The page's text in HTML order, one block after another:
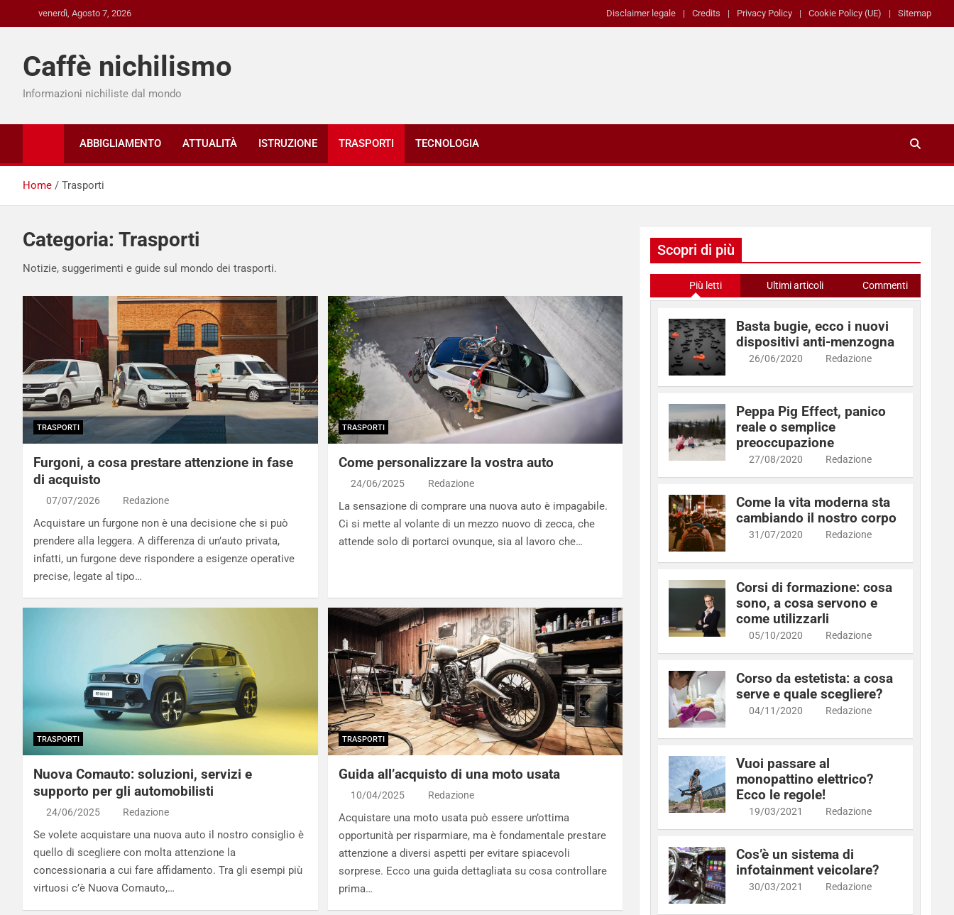
to
venerdì, Agosto 7, 2026 Disclaimer legale Credits Privacy Policy Cookie Policy (UE) Sitemap
Caffè nichilismo
Informazioni nichiliste dal mondo
ABBIGLIAMENTO ATTUALITÀ ISTRUZIONE TRASPORTI TECNOLOGIA
Home Trasporti
Categoria: Trasporti
Notizie, suggerimenti e guide sul mondo dei trasporti.
TRASPORTI
Furgoni, a cosa prestare attenzione in fase
di acquisto
07/07/2026 Redazione
Acquistare un furgone non è una decisione che si può
prendere alla leggera. A differenza di un’auto privata,
infatti, un furgone deve rispondere a esigenze operative
precise, legate al tipo…
TRASPORTI
Come personalizzare la vostra auto
24/06/2025 Redazione
La sensazione di comprare una nuova auto è impagabile.
Ci si mette al volante di un mezzo nuovo di zecca, che
attende solo di portarci ovunque, sia al lavoro che…
TRASPORTI
Nuova Comauto: soluzioni, servizi e
supporto per gli automobilisti
24/06/2025 Redazione
Se volete acquistare una nuova auto il nostro consiglio è
quello di scegliere con molta attenzione la
concessionaria a cui fare affidamento. Tra gli esempi più
virtuosi c’è Nuova Comauto,…
TRASPORTI
Guida all’acquisto di una moto usata
10/04/2025 Redazione
Acquistare una moto usata può essere un’ottima
opportunità per risparmiare, ma è fondamentale prestare
attenzione a diversi aspetti per evitare spiacevoli
sorprese. Ecco una guida dettagliata su cosa controllare
prima…
Scopri di più
Più letti Ultimi articoli Commenti
Basta bugie, ecco i nuovi
dispositivi anti-menzogna
26/06/2020 Redazione
Peppa Pig Effect, panico
reale o semplice
preoccupazione
27/08/2020 Redazione
Come la vita moderna sta
cambiando il nostro corpo
31/07/2020 Redazione
Corsi di formazione: cosa
sono, a cosa servono e
come utilizzarli
05/10/2020 Redazione
Corso da estetista: a cosa
serve e quale scegliere?
04/11/2020 Redazione
Vuoi passare al
monopattino elettrico?
Ecco le regole!
19/03/2021 Redazione
Cos’è un sistema di
infotainment veicolare?
30/03/2021 Redazione